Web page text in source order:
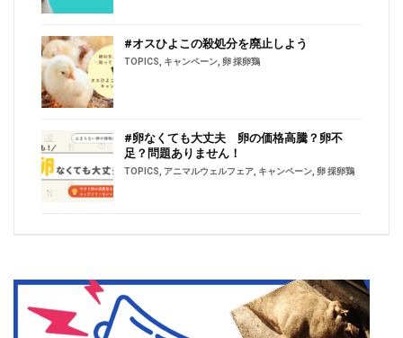
#オスひよこの殺処分を廃止しよう
TOPICS キャンペーン 卵 採卵鶏
#卵なくても大丈夫 卵の価格高騰？卵不
足？問題ありません！
TOPICS アニマルウェルフェア キャンペーン 卵 採卵鶏